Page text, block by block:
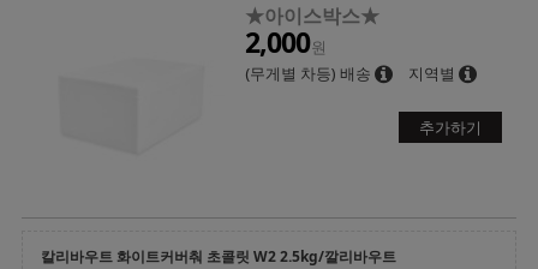
★아이스박스★
2,000원
(무게별 차등) 배송
지역별
추가하기
칼리바우트 화이트커버춰 초콜릿 W2 2.5kg/깔리바우트